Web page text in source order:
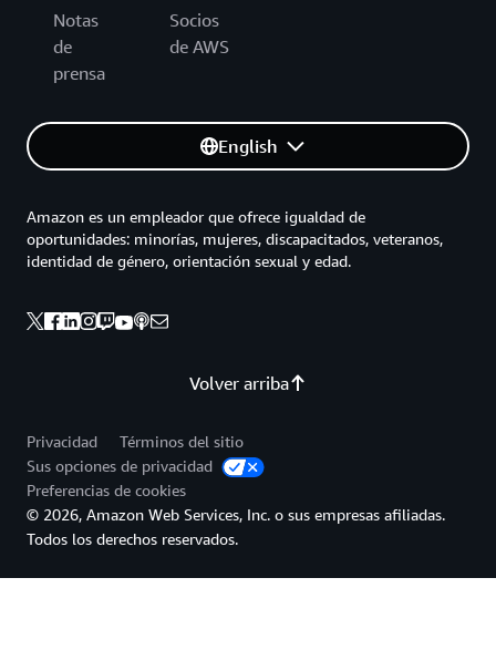
Notas
de
prensa
Socios
de AWS
English
Volver arriba
Amazon es un empleador que ofrece igualdad de
oportunidades: minorías, mujeres, discapacitados, veteranos,
identidad de género, orientación sexual y edad.
Privacidad
Términos del sitio
Sus opciones de privacidad
Preferencias de cookies
© 2026, Amazon Web Services, Inc. o sus empresas afiliadas.
Todos los derechos reservados.